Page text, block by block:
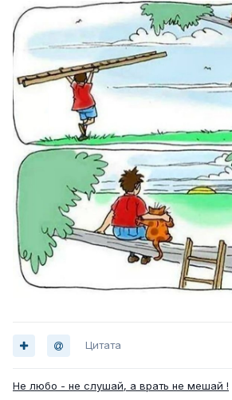
Цитата
Не любо - не слушай, а врать не мешай !